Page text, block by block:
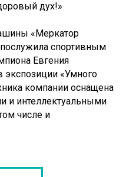
дух!»
«Меркатор
спортивным
Евгения
экспозиции «Умного
компании оснащена
и интеллектуальными
числе и